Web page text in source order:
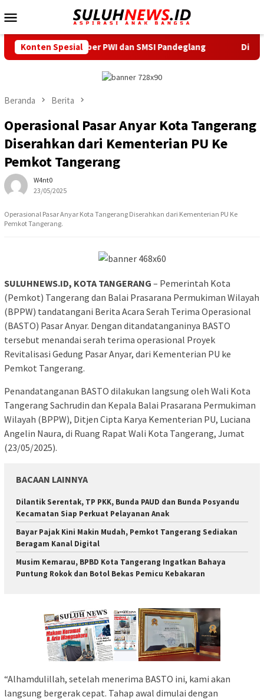
ke
Mobile
Konten Spesial
PWI dan SMSI Pandeglang Dilantik Serentak, TP
Beranda Berita
Operasional Pasar Anyar Kota Tangerang
Diserahkan dari Kementerian PU Ke
Pemkot Tangerang
W4nt0
23/05/2025
Operasional Pasar Anyar Kota Tangerang Diserahkan dari Kementerian PU Ke
Pemkot Tangerang.
SULUHNEWS.ID, KOTA TANGERANG – Pemerintah Kota
(Pemkot) Tangerang dan Balai Prasarana Permukiman Wilayah
(BPPW) tandatangani Berita Acara Serah Terima Operasional
(BASTO) Pasar Anyar. Dengan ditandatanganinya BASTO
tersebut menandai serah terima operasional Proyek
Revitalisasi Gedung Pasar Anyar, dari Kementerian PU ke
Pemkot Tangerang.
Penandatanganan BASTO dilakukan langsung oleh Wali Kota
Tangerang Sachrudin dan Kepala Balai Prasarana Permukiman
Wilayah (BPPW), Ditjen Cipta Karya Kementerian PU, Luciana
Angelin Naura, di Ruang Rapat Wali Kota Tangerang, Jumat
(23/05/2025).
BACAAN LAINNYA
Dilantik Serentak, TP PKK, Bunda PAUD dan Bunda Posyandu
Kecamatan Siap Perkuat Pelayanan Anak
Bayar Pajak Kini Makin Mudah, Pemkot Tangerang Sediakan
Beragam Kanal Digital
Musim Kemarau, BPBD Kota Tangerang Ingatkan Bahaya
Puntung Rokok dan Botol Bekas Pemicu Kebakaran
“Alhamdulillah, setelah menerima BASTO ini, kami akan
langsung bergerak cepat. Tahap awal dimulai dengan